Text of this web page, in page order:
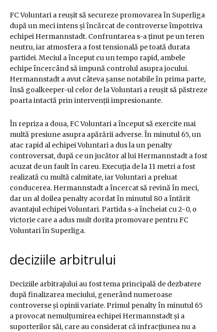
FC Voluntari a reușit să secureze promovarea în Superliga
după un meci intens și încărcat de controverse împotriva
echipei Hermannstadt. Confruntarea s-a ținut pe un teren
neutru, iar atmosfera a fost tensională pe toată durata
partidei. Meciul a început cu un tempo rapid, ambele
echipe încercând să impună controlul asupra jocului.
Hermannstadt a avut câteva șanse notabile în prima parte,
însă goalkeeper-ul celor de la Voluntari a reușit să păstreze
poarta intactă prin intervenții impresionante.
În repriza a doua, FC Voluntari a început să exercite mai
multă presiune asupra apărării adverse. În minutul 65, un
atac rapid al echipei Voluntari a dus la un penalty
controversat, după ce un jucător al lui Hermannstadt a fost
acuzat de un fault în careu. Execuția de la 11 metri a fost
realizată cu multă calmitate, iar Voluntari a preluat
conducerea. Hermannstadt a încercat să revină în meci,
dar un al doilea penalty acordat în minutul 80 a întărit
avantajul echipei Voluntari. Partida s-a încheiat cu 2-0, o
victorie care a adus mult dorita promovare pentru FC
Voluntari în Superliga.
deciziile arbitrului
Deciziile arbitrajului au fost tema principală de dezbatere
după finalizarea meciului, generând numeroase
controverse și opinii variate. Primul penalty în minutul 65
a provocat nemulțumirea echipei Hermannstadt și a
suporterilor săi, care au considerat că infracțiunea nu a